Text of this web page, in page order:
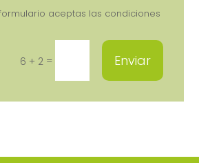
aceptas las condiciones
6 + 2= Enviar